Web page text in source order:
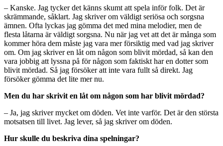
– Kanske. Jag tycker det känns skumt att spela inför folk. Det är
skrämmande, såklart. Jag skriver om väldigt seriösa och sorgsna
ämnen. Ofta lyckas jag gömma det med mina melodier, men de
flesta låtarna är väldigt sorgsna. Nu när jag vet att det är många som
kommer höra dem måste jag vara mer försiktig med vad jag skriver
om. Om jag skriver en låt om någon som blivit mördad, så kan den
vara jobbig att lyssna på för någon som faktiskt har en dotter som
blivit mördad. Så jag försöker att inte vara fullt så direkt. Jag
försöker gömma det lite mer nu.
Men du har skrivit en låt om någon som har blivit mördad?
– Ja, jag skriver mycket om döden. Vet inte varför. Det är den största
motsatsen till livet. Jag lever, så jag skriver om döden.
Hur skulle du beskriva dina spelningar?